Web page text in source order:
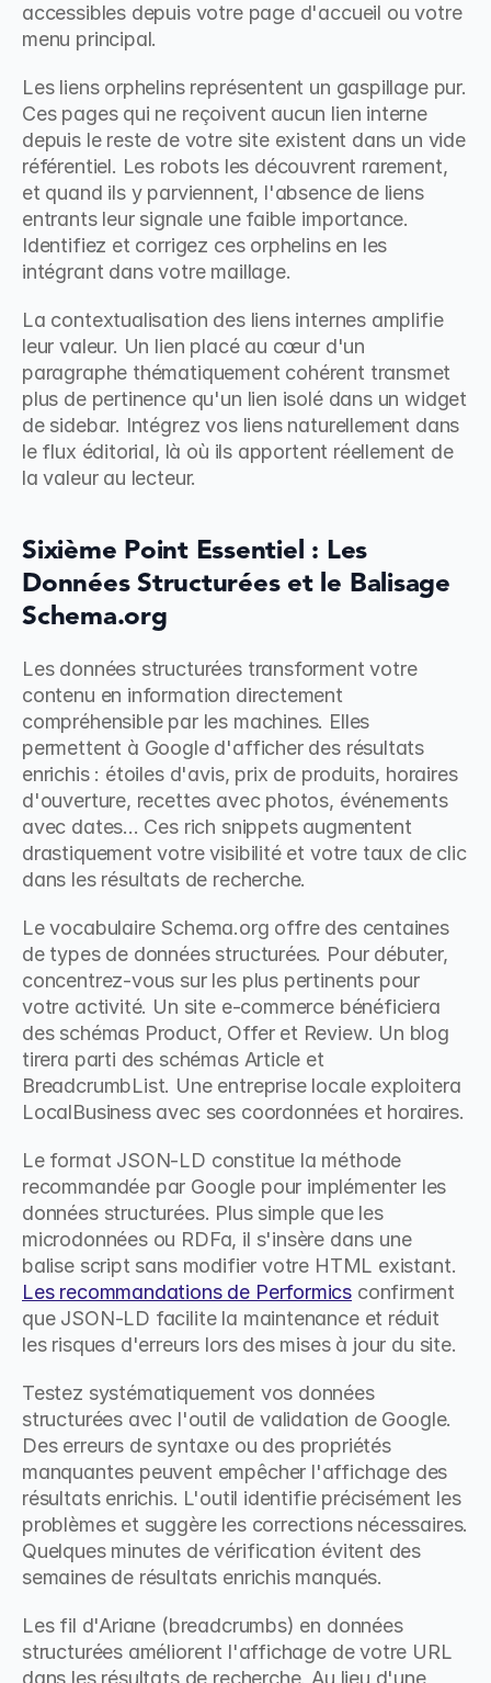
accessibles depuis votre page d'accueil ou votre
menu principal.
Les liens orphelins représentent un gaspillage pur.
Ces pages qui ne reçoivent aucun lien interne
depuis le reste de votre site existent dans un vide
référentiel. Les robots les découvrent rarement,
et quand ils y parviennent, l'absence de liens
entrants leur signale une faible importance.
Identifiez et corrigez ces orphelins en les
intégrant dans votre maillage.
La contextualisation des liens internes amplifie
leur valeur. Un lien placé au cœur d'un
paragraphe thématiquement cohérent transmet
plus de pertinence qu'un lien isolé dans un widget
de sidebar. Intégrez vos liens naturellement dans
le flux éditorial, là où ils apportent réellement de
la valeur au lecteur.
Sixième Point Essentiel : Les
Données Structurées et le Balisage
Schema.org
Les données structurées transforment votre
contenu en information directement
compréhensible par les machines. Elles
permettent à Google d'afficher des résultats
enrichis : étoiles d'avis, prix de produits, horaires
d'ouverture, recettes avec photos, événements
avec dates... Ces rich snippets augmentent
drastiquement votre visibilité et votre taux de clic
dans les résultats de recherche.
Le vocabulaire Schema.org offre des centaines
de types de données structurées. Pour débuter,
concentrez-vous sur les plus pertinents pour
votre activité. Un site e-commerce bénéficiera
des schémas Product, Offer et Review. Un blog
tirera parti des schémas Article et
BreadcrumbList. Une entreprise locale exploitera
LocalBusiness avec ses coordonnées et horaires.
Le format JSON-LD constitue la méthode
recommandée par Google pour implémenter les
données structurées. Plus simple que les
microdonnées ou RDFa, il s'insère dans une
Les recommandations de Performics confirment
que JSON-LD facilite la maintenance et réduit
les risques d'erreurs lors des mises à jour du site.
Testez systématiquement vos données
structurées avec l'outil de validation de Google.
Des erreurs de syntaxe ou des propriétés
manquantes peuvent empêcher l'affichage des
résultats enrichis. L'outil identifie précisément les
problèmes et suggère les corrections nécessaires.
Quelques minutes de vérification évitent des
semaines de résultats enrichis manqués.
Les fil d'Ariane (breadcrumbs) en données
structurées améliorent l'affichage de votre URL
dans les résultats de recherche. Au lieu d'une